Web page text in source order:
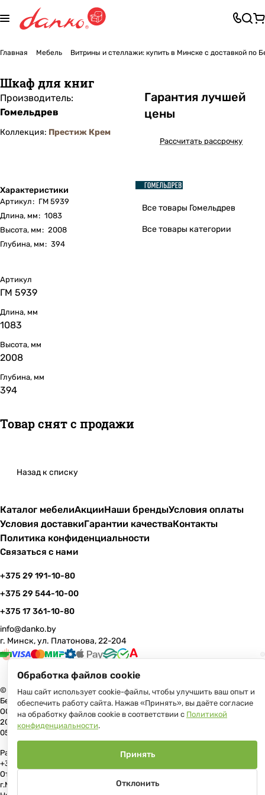
Главная Мебель Витрины и стеллажи: купить в Минске с доставкой по
Шкаф для книг
Производитель:
Гомельдрев
Коллекция: Престиж Крем
Характеристики
Артикул: ГМ 5939
Длина, мм: 1083
Высота, мм: 2008
Глубина, мм: 394
Гарантия лучшей
цены
Рассчитать рассрочку
Все товары Гомельдрев
Все товары категории
Артикул
ГМ 5939
Длина, мм
1083
Высота, мм
2008
Глубина, мм
394
Товар снят с продажи
Назад к списку
Каталог мебелиАкцииНаши брендыУсловия оплаты
Условия доставкиГарантии качестваКонтакты
Политика конфиденциальности
Связаться с нами
+375 29 191-10-80
+375 29 544-10-00
+375 17 361-10-80
info@danko.by
г. Минск, ул. Платонова, 22-204
© 2026 Данко Бай: качественная мебель с оперативной доставкой по
Беларуси
ООО «Гранд Парк», юр.адрес: 220005, Минск, ул. Платонова, 22, пом.
204 В торговом реестре с 17 июля 2013 г. Регистрация №191081534,
05.11.2008, Мингорисполком.
Рассмотрение обращений потребителей, телефон +375 (17) 361-10-80,
+375 (29) 191-10-80, +375 (29) 544-10-00, e-mail: info@danko.by
Отдел торговли и услуг Администрации Первомайского района
г.Минска: тел. +375(17)215-14-65, Начальник отдела: Жакович Юлия
Обработка файлов cookie
Наш сайт использует cookie-файлы, чтобы улучшить ваш опыт и
обеспечить работу сайта. Нажав «Принять», вы даёте согласие
на обработку файлов cookie в соответствии с Политикой
конфиденциальности.
Отклонить
Принять